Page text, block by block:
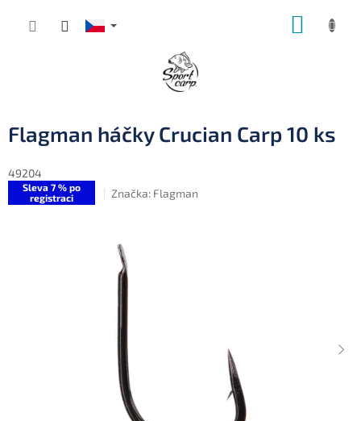
Flagman háčky Crucian Carp 10 ks
49204
Sleva 7 % po
registraci
Značka: Flagman